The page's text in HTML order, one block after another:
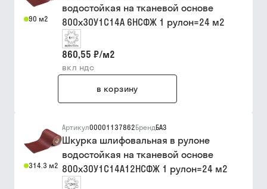
90 м2
водостойкая на тканевой основе
800х30У1С14А 6НСФЖ 1 рулон=24 м2
860,55 ₽/м2
вкл ндс
в корзину
314.3 м2
Артикул00001137862БрендБАЗ
Шкурка шлифовальная в рулоне
водостойкая на тканевой основе
800х30У1С14А12НСФЖ 1 рулон=24 м2